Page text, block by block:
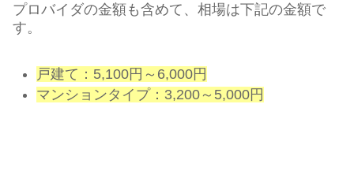
プロバイダの金額も含めて、相場は下記の金額で
す。
戸建て：5,100円～6,000円
マンションタイプ：3,200～5,000円